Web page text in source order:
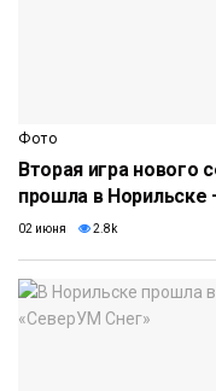
Фото
Вторая игра нового
прошла в
02 июня 2.8k